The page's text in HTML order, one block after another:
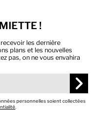
!
les dernière
plans et les nouvelles
pas, on ne vous envahira
personnelles soient collectées